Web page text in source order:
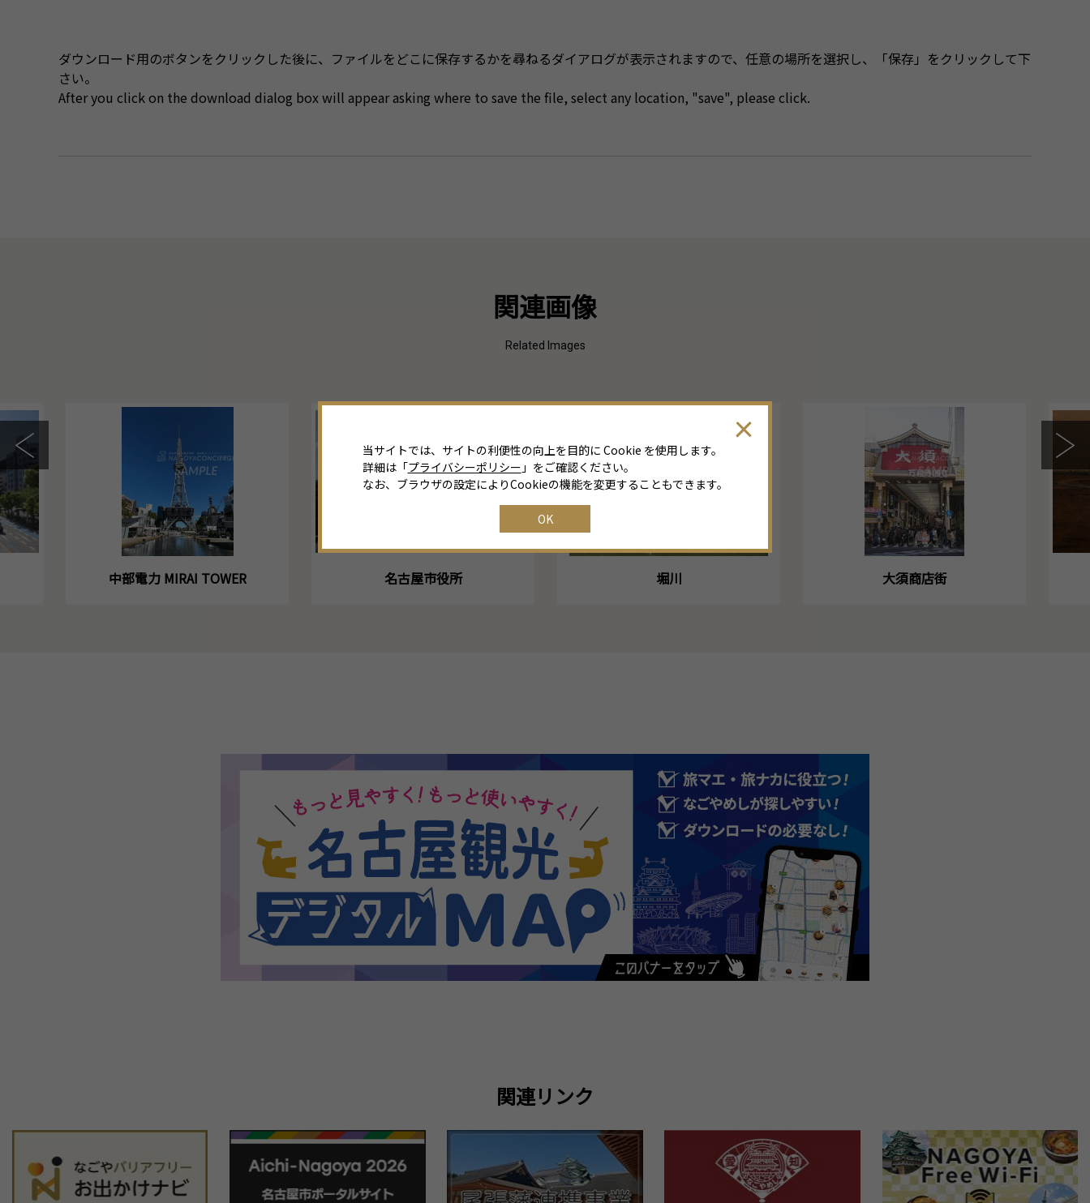
ダウンロード用のボタンをクリックした後に、ファイルをどこに保存するかを尋ねるダイアログが表示されますので、任意の場所を選択し、「保存」をクリックして下
さい。
After you click on the download dialog box will appear asking where to save the file, select any location, "save", please click.
関連画像
Related Images
中部電力 MIRAI TOWER 名古屋市役所 堀川 大須商店街
関連リンク
当サイトでは、サイトの利便性の向上を目的に Cookie を使用します。
詳細は「プライバシーポリシー 」をご確認ください。
なお、ブラウザの設定によりCookieの機能を変更することもできます。
OK